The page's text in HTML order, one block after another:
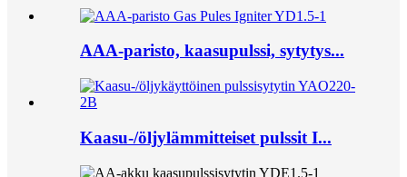
AAA-paristo, kaasupulssi, sytytys...
Kaasu-/öljylämmitteiset pulssit I...